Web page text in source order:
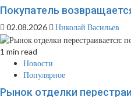
Покупатель
02.08.2026 Николай Васильев
1 min read
Новости
Популярное
Рынок отделки